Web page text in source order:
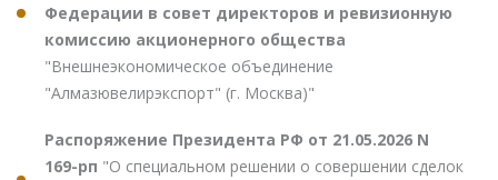
Федерации в совет директоров и ревизионную
комиссию акционерного общества
"Внешнеэкономическое объединение
"Алмазювелирэкспорт" (г. Москва)"
Распоряжение Президента РФ от 21.05.2026 N
169-рп "О специальном решении о совершении сделок